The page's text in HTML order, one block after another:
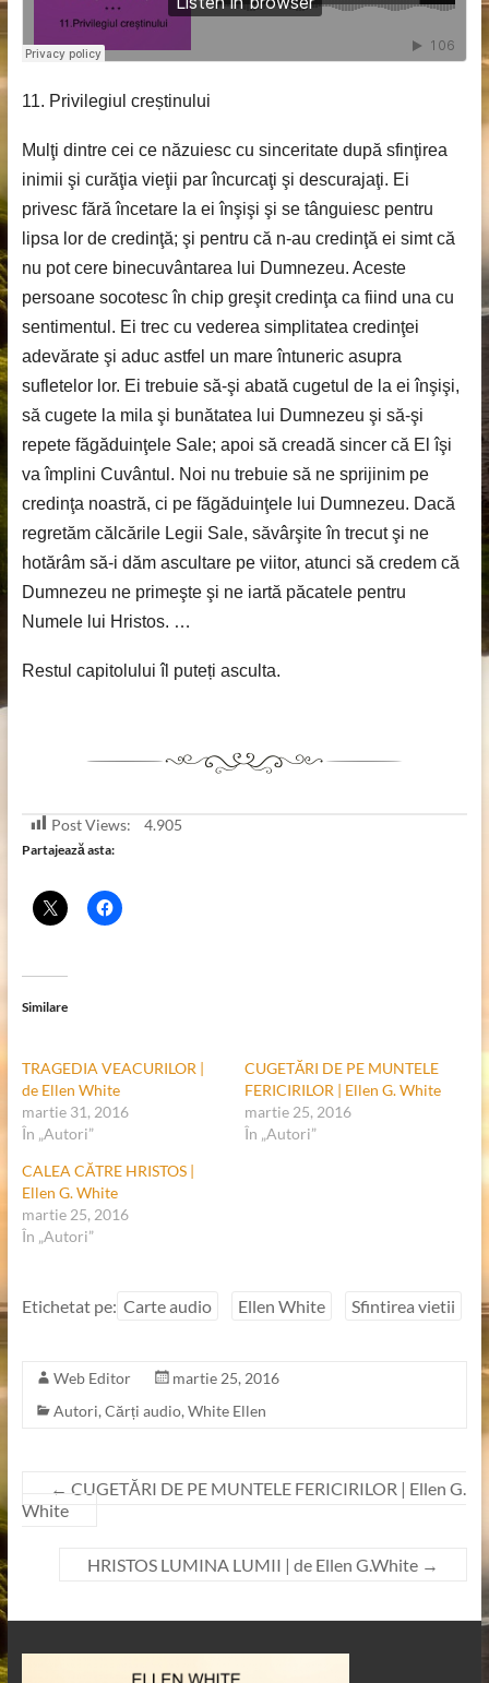
11. Privilegiul creștinului
Mulţi dintre cei ce năzuiesc cu sinceritate după sfinţirea
inimii şi curăţia vieţii par încurcaţi şi descurajaţi. Ei
privesc fără încetare la ei înşişi şi se tânguiesc pentru
lipsa lor de credinţă; şi pentru că n-au credinţă ei simt că
nu pot cere binecuvântarea lui Dumnezeu. Aceste
persoane socotesc în chip greşit credinţa ca fiind una cu
sentimentul. Ei trec cu vederea simplitatea credinţei
adevărate şi aduc astfel un mare întuneric asupra
sufletelor lor. Ei trebuie să-şi abată cugetul de la ei înşişi,
să cugete la mila şi bunătatea lui Dumnezeu şi să-şi
repete făgăduinţele Sale; apoi să creadă sincer că El îşi
va împlini Cuvântul. Noi nu trebuie să ne sprijinim pe
credinţa noastră, ci pe făgăduinţele lui Dumnezeu. Dacă
regretăm călcările Legii Sale, săvârşite în trecut şi ne
hotărâm să-i dăm ascultare pe viitor, atunci să credem că
Dumnezeu ne primeşte şi ne iartă păcatele pentru
Numele lui Hristos. …
Restul capitolului îl puteți asculta.
Post Views: 4.905
Partajează asta:
Similare
TRAGEDIA VEACURILOR |
de Ellen White
martie 31, 2016
În „Autori”
CUGETĂRI DE PE MUNTELE
FERICIRILOR | Ellen G. White
martie 25, 2016
În „Autori”
CALEA CĂTRE HRISTOS |
Ellen G. White
martie 25, 2016
În „Autori”
Etichetat pe: Carte audio Ellen White Sfintirea vietii
Web Editor
martie 25, 2016
Autori, Cărți audio, White Ellen
← CUGETĂRI DE PE MUNTELE FERICIRILOR | Ellen G.
White
HRISTOS LUMINA LUMII | de Ellen G.White →